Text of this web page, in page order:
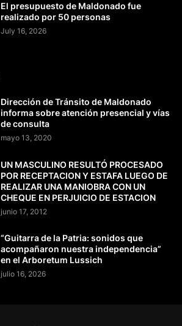
El presupuesto de Maldonado fue
realizado por 50 personas
July 16, 2026
Dirección de Tránsito de Maldonado
informa sobre atención presencial y vías
de consulta
mayo 13, 2020
UN MASCULINO RESULTÓ PROCESADO
POR RECEPTACION Y ESTAFA LUEGO DE
REALIZAR UNA MANIOBRA CON UN
CHEQUE EN PERJUICIO DE ESTACION
junio 17, 2012
“Guitarra de la Patria: sonidos que
acompañaron nuestra independencia”
en el Arboretum Lussich
julio 16, 2026